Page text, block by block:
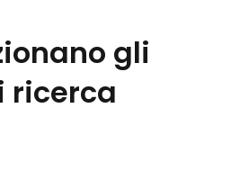
gli
ricerca